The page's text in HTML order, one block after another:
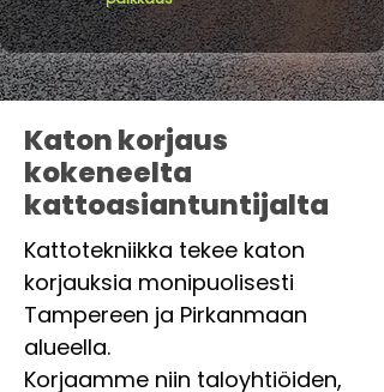
Katon korjaus
kokeneelta
kattoasiantuntijalta
Kattotekniikka tekee katon
korjauksia monipuolisesti
Tampereen ja Pirkanmaan
alueella.
Korjaamme niin taloyhtiöiden,